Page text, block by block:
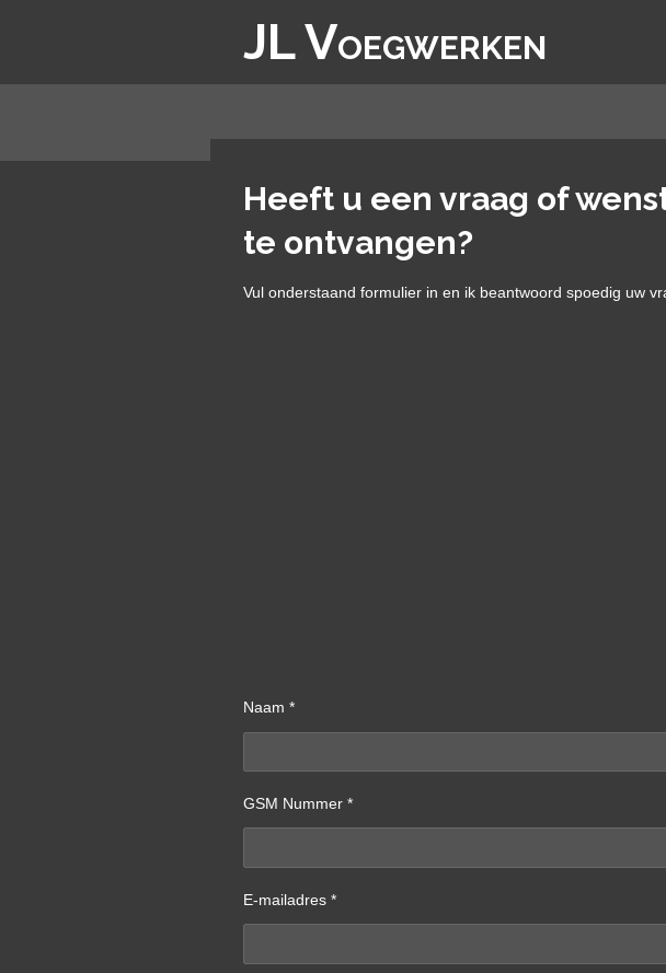
JL VOEGWERKEN
Heeft u een vraag of
te ontvangen?
Vul onderstaand formulier in en ik beantwoord spoedig uw
Naam *
GSM Nummer *
E-mailadres *